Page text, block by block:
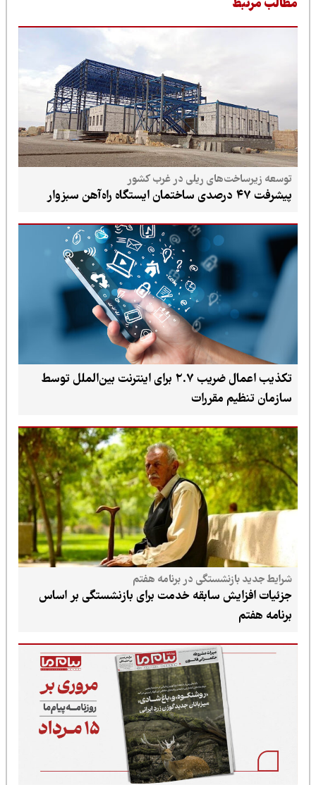
مرتبط
توسعه زیرساخت‌های ریلی در غرب کشور
پیشرفت ۴۷ درصدی ساختمان ایستگاه راه‌آهن سبزوار
تکذیب اعمال ضریب ۲.۷ برای اینترنت بین‌الملل توسط
سازمان تنظیم مقررات
شرایط جدید بازنشستگی در برنامه هفتم
جزئیات افزایش سابقه خدمت برای بازنشستگی بر اساس
برنامه هفتم